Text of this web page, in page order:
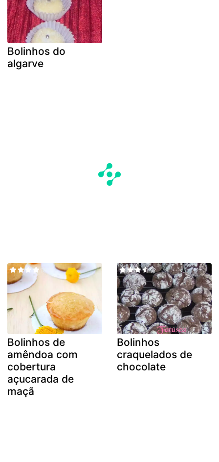
Bolinhos do
algarve
Bolinhos de
amêndoa com
cobertura
açucarada de
maçã
Bolinhos
craquelados de
chocolate